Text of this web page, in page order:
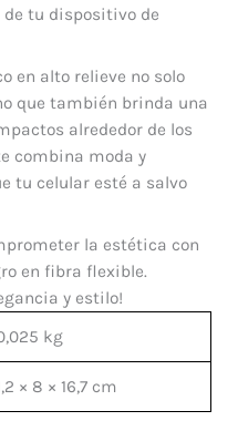
tu dispositivo de
en alto relieve no solo
que también brinda una
alrededor de los
combina moda y
tu celular esté a salvo
la estética con
en fibra flexible.
y estilo!
kg
× 8 × 16,7 cm